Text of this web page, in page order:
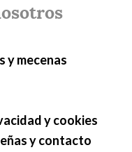
y mecenas
y cookies
y contacto